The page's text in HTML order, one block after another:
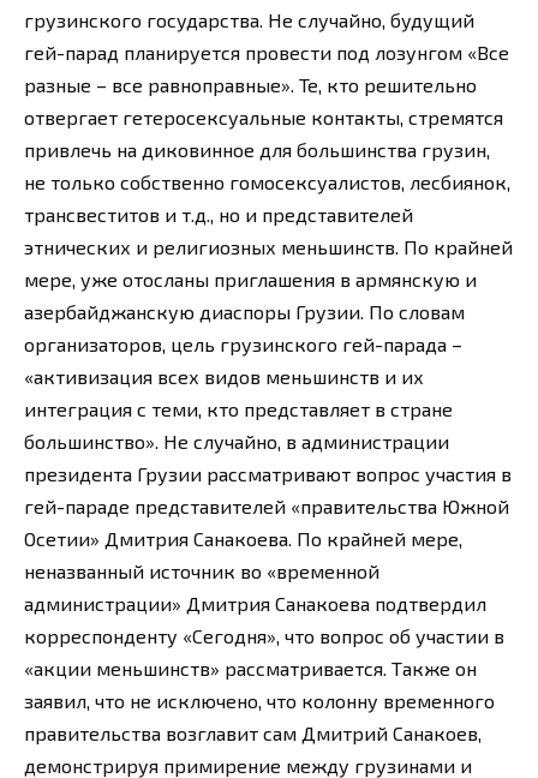
грузинского государства. Не случайно, будущий
гей-парад планируется провести под лозунгом «Все
разные – все равноправные». Те, кто решительно
отвергает гетеросексуальные контакты, стремятся
привлечь на диковинное для большинства грузин,
не только собственно гомосексуалистов, лесбиянок,
трансвеститов и т.д., но и представителей
этнических и религиозных меньшинств. По крайней
мере, уже отосланы приглашения в армянскую и
азербайджанскую диаспоры Грузии. По словам
организаторов, цель грузинского гей-парада –
«активизация всех видов меньшинств и их
интеграция с теми, кто представляет в стране
большинство». Не случайно, в администрации
президента Грузии рассматривают вопрос участия в
гей-параде представителей «правительства Южной
Осетии» Дмитрия Санакоева. По крайней мере,
неназванный источник во «временной
администрации» Дмитрия Санакоева подтвердил
корреспонденту «Сегодня», что вопрос об участии в
«акции меньшинств» рассматривается. Также он
заявил, что не исключено, что колонну временного
правительства возглавит сам Дмитрий Санакоев,
демонстрируя примирение между грузинами и